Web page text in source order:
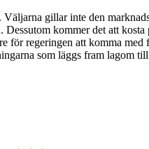
gillar inte den
kommer det att
för regeringen att komma
som läggs fram lagom